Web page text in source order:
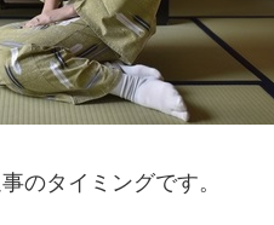
のタイミングです。